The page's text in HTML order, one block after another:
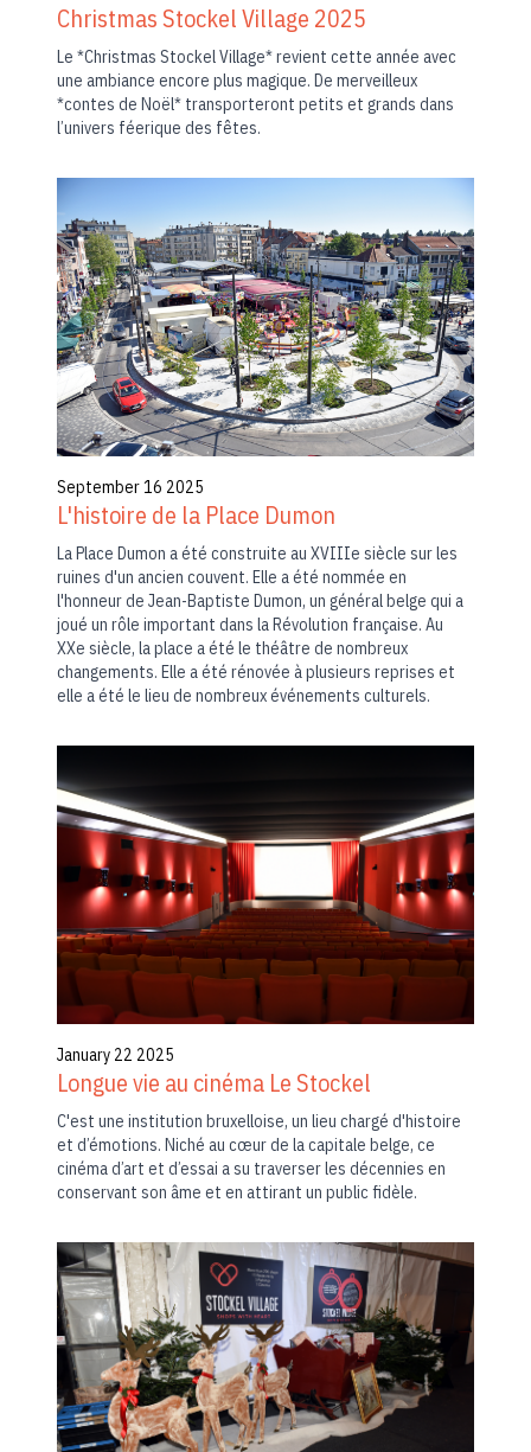
Christmas Stockel Village 2025
Le *Christmas Stockel Village* revient cette année avec
une ambiance encore plus magique. De merveilleux
*contes de Noël* transporteront petits et grands dans
l’univers féerique des fêtes.
September 16 2025
L'histoire de la Place Dumon
La Place Dumon a été construite au XVIIIe siècle sur les
ruines d'un ancien couvent. Elle a été nommée en
l'honneur de Jean-Baptiste Dumon, un général belge qui a
joué un rôle important dans la Révolution française. Au
XXe siècle, la place a été le théâtre de nombreux
changements. Elle a été rénovée à plusieurs reprises et
elle a été le lieu de nombreux événements culturels.
January 22 2025
Longue vie au cinéma Le Stockel
C'est une institution bruxelloise, un lieu chargé d'histoire
et d’émotions. Niché au cœur de la capitale belge, ce
cinéma d’art et d’essai a su traverser les décennies en
conservant son âme et en attirant un public fidèle.